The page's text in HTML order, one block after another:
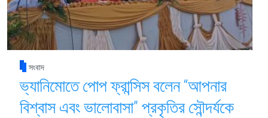
সংবাদ
ভ্যানিমোতে পোপ ফ্রান্সিস বলেন “আপনার
বিশ্বাস এবং ভালোবাসা” প্রকৃতির সৌন্দর্যকে